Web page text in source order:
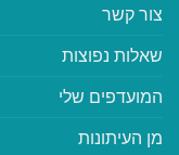
צור קשר
שאלות נפוצות
המועדפים שלי
מן העיתונות